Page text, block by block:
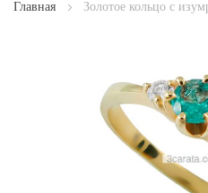
Главная Золотое кольцо с